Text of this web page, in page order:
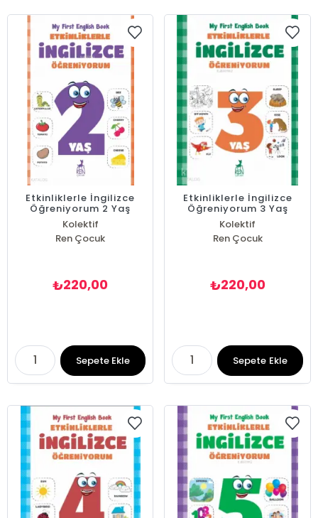
Etkinliklerle İngilizce
Öğreniyorum 2 Yaş
Kolektif
Ren Çocuk
₺220,00
Sepete Ekle
Etkinliklerle İngilizce
Öğreniyorum 3 Yaş
Kolektif
Ren Çocuk
₺220,00
Sepete Ekle